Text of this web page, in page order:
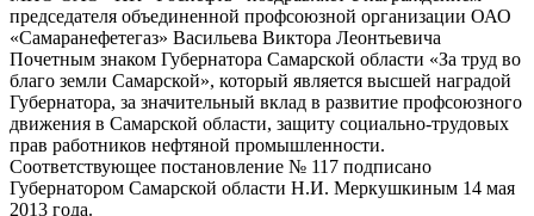
председателя объединенной профсоюзной организации ОАО
«Самаранефетегаз» Васильева Виктора Леонтьевича
Почетным знаком Губернатора Самарской области «За труд во
благо земли Самарской», который является высшей наградой
Губернатора, за значительный вклад в развитие профсоюзного
движения в Самарской области, защиту социально-трудовых
прав работников нефтяной промышленности.
Соответствующее постановление № 117 подписано
Губернатором Самарской области Н.И. Меркушкиным 14 мая
2013 года.